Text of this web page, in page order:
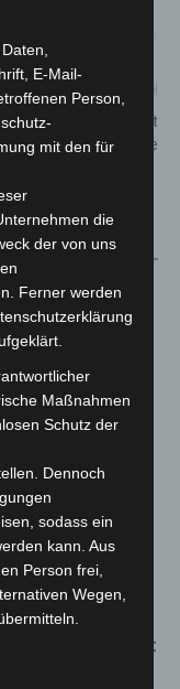
Nächster Artikel
Doppelt
so viele Einsätze
Barbara-
ihre Werke im
Isernhagen
startet
und
aus
entdeckt
E-Mail-
Person,
mit den für
die
der von uns
Ferner werden
Maßnahmen
Schutz der
Dennoch
sodass ein
kann. Aus
Person frei,
Wegen,